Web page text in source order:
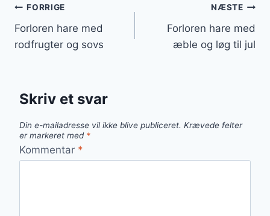
Indlægsnavigation
FORRIGE
Forloren hare med
rodfrugter og sovs
NÆSTE
Forloren hare med
æble og løg til jul
Skriv et svar
Din e-mailadresse vil ikke blive publiceret. Krævede felter
er markeret med *
Kommentar *